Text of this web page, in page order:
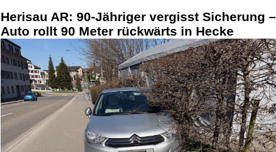
Herisau AR: 90-Jähriger vergisst Sicherung –
Auto rollt 90 Meter rückwärts in Hecke